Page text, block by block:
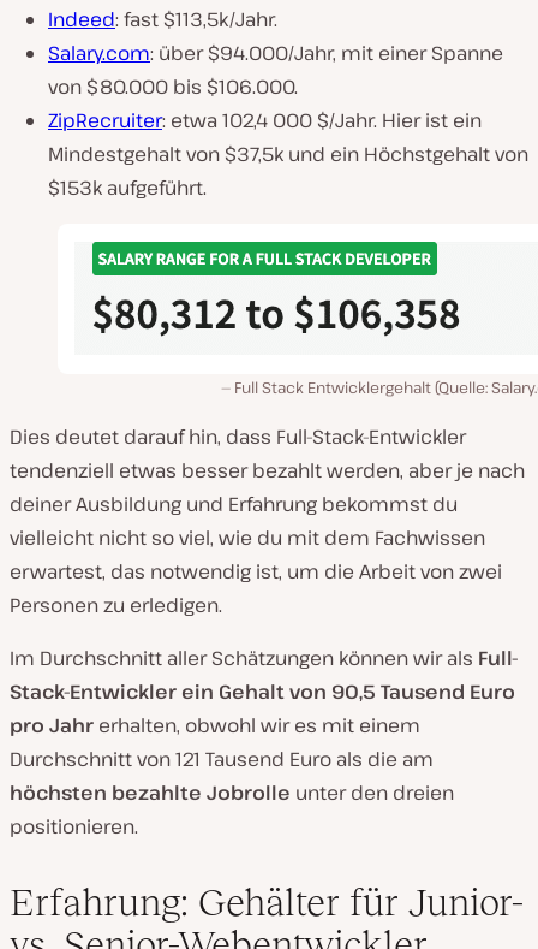
Indeed: fast $113,5k/Jahr.
Salary.com: über $94.000/Jahr, mit einer Spanne
von $80.000 bis $106.000.
ZipRecruiter: etwa 102,4 000 $/Jahr. Hier ist ein
Mindestgehalt von $37,5k und ein Höchstgehalt von
$153k aufgeführt.
Full Stack Entwicklergehalt (Quelle:
Dies deutet darauf hin, dass Full-Stack-Entwickler
tendenziell etwas besser bezahlt werden, aber je nach
deiner Ausbildung und Erfahrung bekommst du
vielleicht nicht so viel, wie du mit dem Fachwissen
erwartest, das notwendig ist, um die Arbeit von zwei
Personen zu erledigen.
Im Durchschnitt aller Schätzungen können wir als Full-
Stack-Entwickler ein Gehalt von 90,5 Tausend Euro
pro Jahr erhalten, obwohl wir es mit einem
Durchschnitt von 121 Tausend Euro als die am
höchsten bezahlte Jobrolle unter den dreien
positionieren.
Erfahrung: Gehälter für Junior-